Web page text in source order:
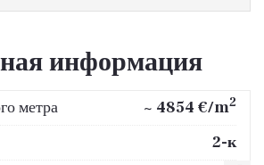
информация
метра ~ 4854 €/m2
2-к